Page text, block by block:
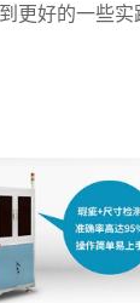
更好的一些实